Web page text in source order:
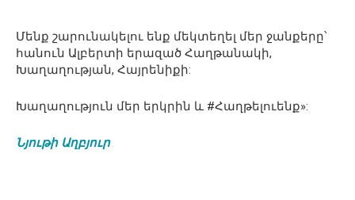
Մենք շարունակելու ենք մեկտեղել մեր ջանքերը՝
հանուն Ալբերտի երազած Հաղթանակի,
Խաղաղության, Հայրենիքի:
Խաղաղություն մեր երկրին և #Հաղթելուենք»:
Նյութի Աղբյուր